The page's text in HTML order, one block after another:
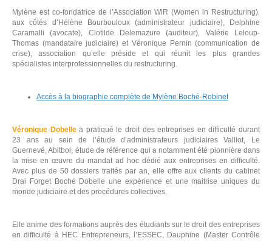
Mylène est co-fondatrice de l’Association WiR (Women in Restructuring),
aux côtés d’Hélène Bourbouloux (administrateur judiciaire), Delphine
Caramalli (avocate), Clotilde Delemazure (auditeur), Valérie Leloup-
Thomas (mandataire judiciaire) et Véronique Pernin (communication de
crise), association qu’elle préside et qui réunit les plus grandes
spécialistes interprofessionnelles du restructuring.
Accès à la biographie complète de Mylène Boché-Robinet
Véronique Dobellea pratiqué le droit des entreprises en difficulté durant
23 ans au sein de l’étude d’administrateurs judiciaires Valliot, Le
Guernevé, Abitbol, étude de référence qui a notamment été pionnière dans
la mise en œuvre du mandat ad hoc dédié aux entreprises en difficulté.
Avec plus de 50 dossiers traités par an, elle offre aux clients du cabinet
Drai Forget Boché Dobelle une expérience et une maitrise uniques du
monde judiciaire et des procédures collectives.
Elle anime des formations auprès des étudiants sur le droit des entreprises
en difficulté à HEC Entrepreneurs, l’ESSEC, Dauphine (Master Contrôle